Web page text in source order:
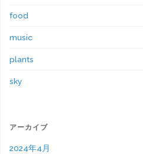
food
music
plants
sky
アーカイブ
2024年4月